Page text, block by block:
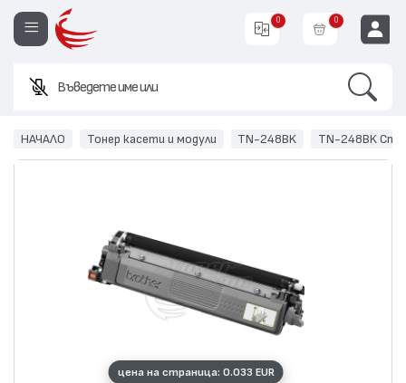
Въведете име или код на п
0 0
НАЧАЛО Тонер касети и модули TN-248BK TN-248BK
цена на страница: 0.033 EUR